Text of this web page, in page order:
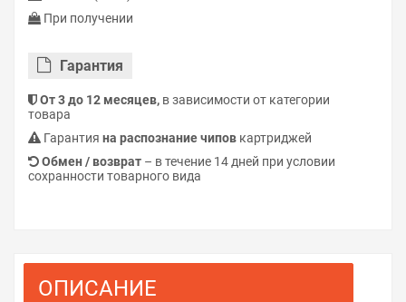
При получении
Гарантия
От 3 до 12 месяцев, в зависимости от категории
товара
Гарантия на распознание чипов картриджей
Обмен / возврат – в течение 14 дней при условии
сохранности товарного вида
ОПИСАНИЕ